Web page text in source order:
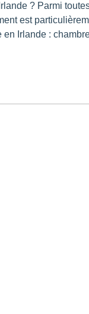
? Parmi
est
Irlande :